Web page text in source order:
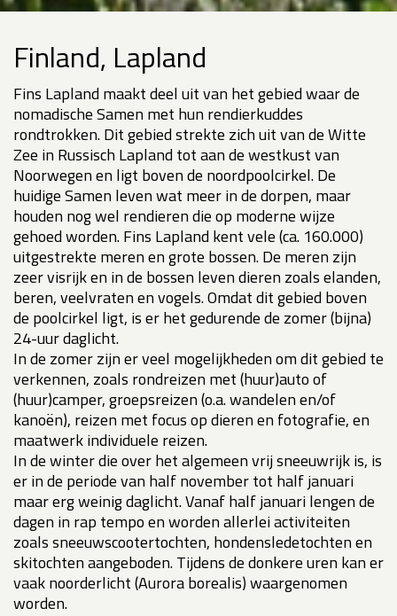
Finland, Lapland
Fins Lapland maakt deel uit van het gebied waar de
nomadische Samen met hun rendierkuddes
rondtrokken. Dit gebied strekte zich uit van de Witte
Zee in Russisch Lapland tot aan de westkust van
Noorwegen en ligt boven de noordpoolcirkel. De
huidige Samen leven wat meer in de dorpen, maar
houden nog wel rendieren die op moderne wijze
gehoed worden. Fins Lapland kent vele (ca. 160.000)
uitgestrekte meren en grote bossen. De meren zijn
zeer visrijk en in de bossen leven dieren zoals elanden,
beren, veelvraten en vogels. Omdat dit gebied boven
de poolcirkel ligt, is er het gedurende de zomer (bijna)
24-uur daglicht.
In de zomer zijn er veel mogelijkheden om dit gebied te
verkennen, zoals rondreizen met (huur)auto of
(huur)camper, groepsreizen (o.a. wandelen en/of
kanoën), reizen met focus op dieren en fotografie, en
maatwerk individuele reizen.
In de winter die over het algemeen vrij sneeuwrijk is, is
er in de periode van half november tot half januari
maar erg weinig daglicht. Vanaf half januari lengen de
dagen in rap tempo en worden allerlei activiteiten
zoals sneeuwscootertochten, hondensledetochten en
skitochten aangeboden. Tijdens de donkere uren kan er
vaak noorderlicht (Aurora borealis) waargenomen
worden.